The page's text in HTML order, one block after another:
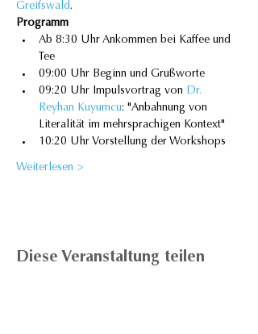
Greifswald.
Programm
Ab 8:30 Uhr Ankommen bei Kaffee und
Tee
09:00 Uhr Beginn und Grußworte
09:20 Uhr Impulsvortrag von Dr.
Reyhan Kuyumcu: "Anbahnung von
Literalität im mehrsprachigen Kontext"
10:20 Uhr Vorstellung der Workshops
Weiterlesen >
Diese Veranstaltung teilen